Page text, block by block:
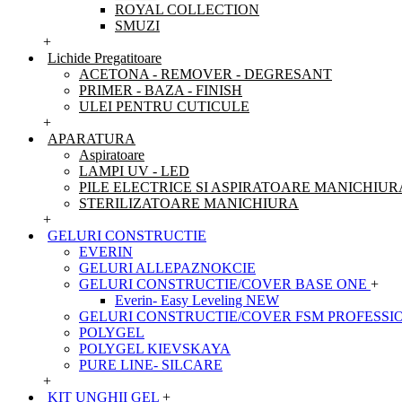
ROYAL COLLECTION
SMUZI
+
Lichide Pregatitoare
ACETONA - REMOVER - DEGRESANT
PRIMER - BAZA - FINISH
ULEI PENTRU CUTICULE
+
APARATURA
Aspiratoare
LAMPI UV - LED
PILE ELECTRICE SI ASPIRATOARE
STERILIZATOARE MANICHIURA
+
GELURI CONSTRUCTIE
EVERIN
GELURI ALLEPAZNOKCIE
GELURI CONSTRUCTIE/COVER BASE ONE +
Everin- Easy Leveling NEW
GELURI CONSTRUCTIE/COVER FSM
POLYGEL
POLYGEL KIEVSKAYA
PURE LINE- SILCARE
+
KIT UNGHII GEL +